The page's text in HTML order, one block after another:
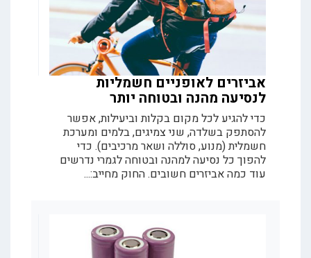
אביזרים לאופניים חשמליות
לנסיעה מהנה ובטוחה יותר
כדי להגיע לכל מקום בקלות וביעילות, אפשר
להסתפק בשלדה, שני צמיגים, בלמים ומערכת
חשמלית (מנוע, סוללה ושאר מרכיבים). כדי
להפוך כל נסיעה למהנה ובטוחה לגמרי נדרשים
עוד כמה אביזרים חשובים. החוק מחייב:...